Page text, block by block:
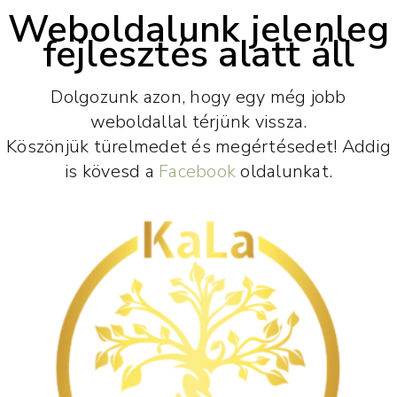
Weboldalunk jelenleg
fejlesztés alatt áll
Dolgozunk azon, hogy egy még jobb
weboldallal térjünk vissza.
Köszönjük türelmedet és megértésedet! Addig
is kövesd a Facebookoldalunkat.